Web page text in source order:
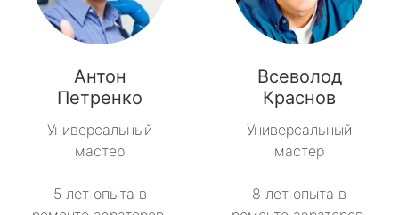
Антон
Петренко
Универсальный
мастер
5 лет опыта в
Всеволод
Краснов
Универсальный
мастер
8 лет опыта в